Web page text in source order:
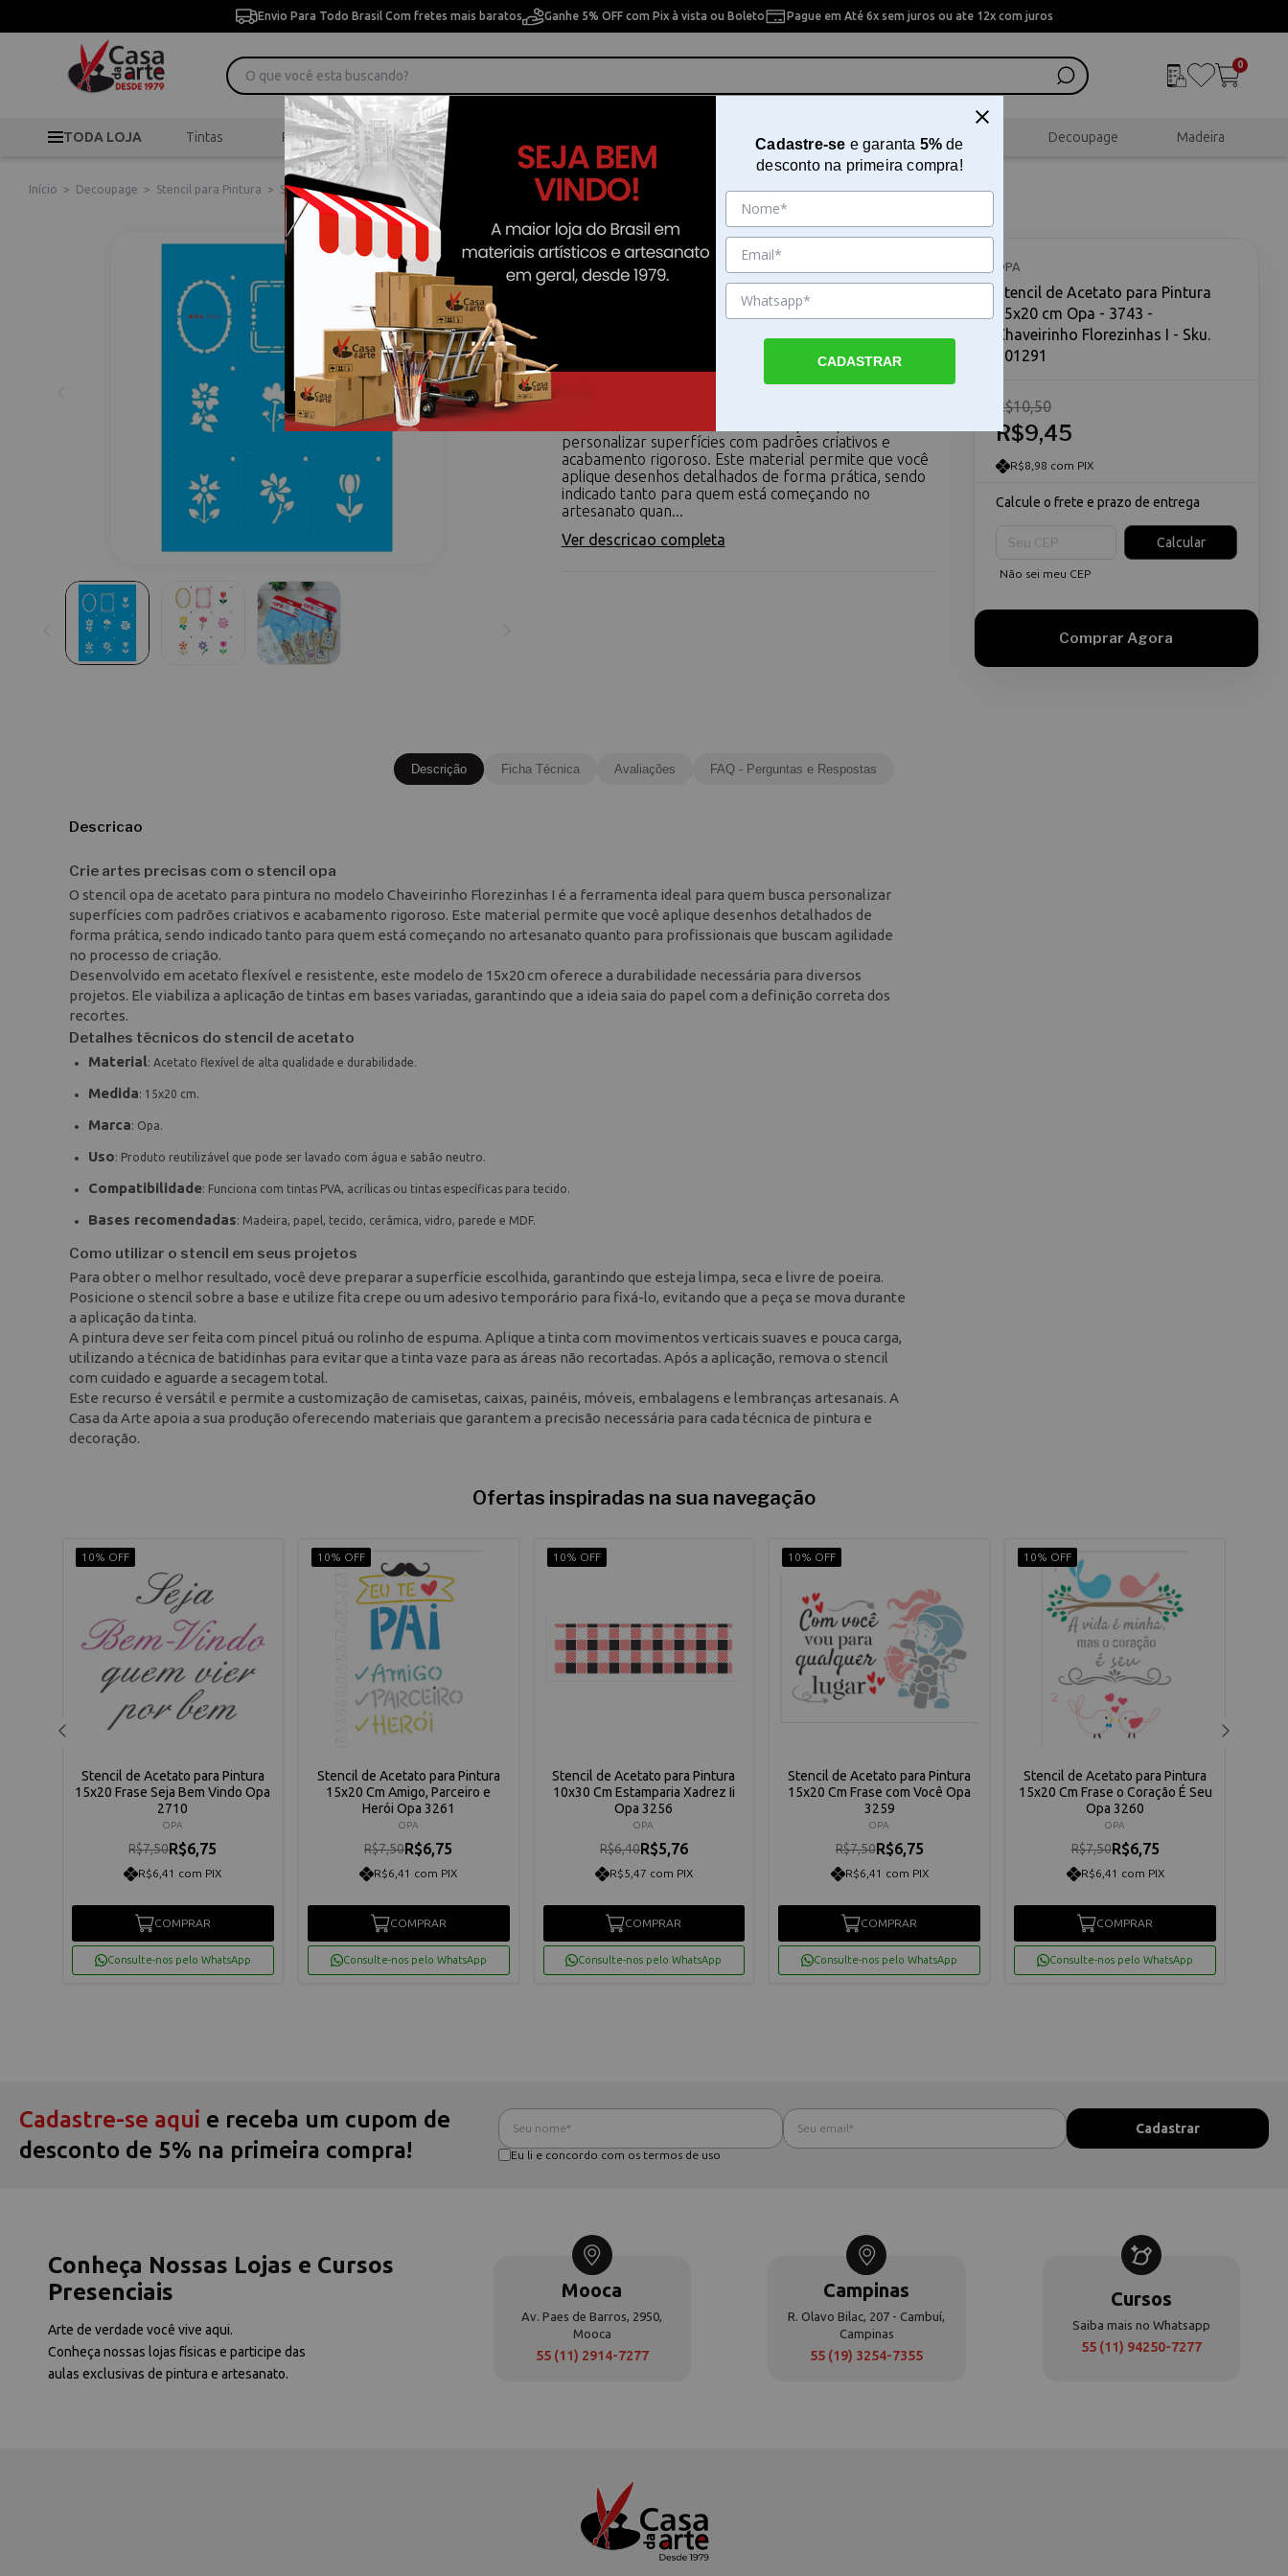
Envio Para Todo Brasil Com fretes mais baratos Ganhe 5% OFF com Pix à vista ou Boleto Pague em Até 6x sem juros ou ate 12x com juros
0
TODA LOJA Tintas Pincéis Desenho Pintura Artesanal Scrapbook Decoupage Madeira
Início > Decoupage > Stencil para Pintura > Stencil de Acetato para Pintura 15x20 cm Opa - 3743 - Chaveirinho Florezinhas I
Stencil de Acetato para Pintura 15x20 cm
Opa - 3743 - Chaveirinho Florezinhas I
Crie artes precisas com o stencil opa O stencil opa de
personalizar superfícies com padrões criativos e
acabamento rigoroso. Este material permite que você
aplique desenhos detalhados de forma prática, sendo
indicado tanto para quem está começando no
artesanato quan...
Ver descricao completa
OPA
Stencil de Acetato para Pintura
15x20 cm Opa - 3743 -
Chaveirinho Florezinhas I - Sku.
201291
R$9,45
R$10,50
R$8,98 com PIX
Calcule o frete e prazo de entrega
Calcular
Não sei meu CEP
Descrição Ficha Técnica Avaliações FAQ - Perguntas e Respostas
Descricao
Crie artes precisas com o stencil opa
O stencil opa de acetato para pintura no modelo Chaveirinho Florezinhas I é a ferramenta ideal para quem busca personalizar
superfícies com padrões criativos e acabamento rigoroso. Este material permite que você aplique desenhos detalhados de
forma prática, sendo indicado tanto para quem está começando no artesanato quanto para profissionais que buscam agilidade
no processo de criação.
Desenvolvido em acetato flexível e resistente, este modelo de 15x20 cm oferece a durabilidade necessária para diversos
projetos. Ele viabiliza a aplicação de tintas em bases variadas, garantindo que a ideia saia do papel com a definição correta dos
recortes.
Detalhes técnicos do stencil de acetato
Material: Acetato flexível de alta qualidade e durabilidade.
Medida: 15x20 cm.
Marca: Opa.
Uso: Produto reutilizável que pode ser lavado com água e sabão neutro.
Compatibilidade: Funciona com tintas PVA, acrílicas ou tintas específicas para tecido.
Bases recomendadas: Madeira, papel, tecido, cerâmica, vidro, parede e MDF.
Como utilizar o stencil em seus projetos
Para obter o melhor resultado, você deve preparar a superfície escolhida, garantindo que esteja limpa, seca e livre de poeira.
Posicione o stencil sobre a base e utilize fita crepe ou um adesivo temporário para fixá-lo, evitando que a peça se mova durante
a aplicação da tinta.
A pintura deve ser feita com pincel pituá ou rolinho de espuma. Aplique a tinta com movimentos verticais suaves e pouca carga,
utilizando a técnica de batidinhas para evitar que a tinta vaze para as áreas não recortadas. Após a aplicação, remova o stencil
com cuidado e aguarde a secagem total.
Este recurso é versátil e permite a customização de camisetas, caixas, painéis, móveis, embalagens e lembranças artesanais. A
Casa da Arte apoia a sua produção oferecendo materiais que garantem a precisão necessária para cada técnica de pintura e
decoração.
Ofertas inspiradas na sua navegação
10% OFF
Stencil de Acetato para Pintura
15x20 Frase Seja Bem Vindo Opa
2710
OPA
R$7,50R$6,75
R$6,41 com PIX
COMPRAR
Consulte-nos pelo WhatsApp
10% OFF
Stencil de Acetato para Pintura
15x20 Cm Amigo, Parceiro e
Herói Opa 3261
OPA
R$7,50R$6,75
R$6,41 com PIX
COMPRAR
Consulte-nos pelo WhatsApp
10% OFF
Stencil de Acetato para Pintura
10x30 Cm Estamparia Xadrez Ii
Opa 3256
OPA
R$6,40R$5,76
R$5,47 com PIX
COMPRAR
Consulte-nos pelo WhatsApp
10% OFF
Stencil de Acetato para Pintura
15x20 Cm Frase com Você Opa
3259
OPA
R$7,50R$6,75
R$6,41 com PIX
COMPRAR
Consulte-nos pelo WhatsApp
10% OFF
Stencil de Acetato para Pintura
15x20 Cm Frase o Coração É Seu
Opa 3260
OPA
R$7,50R$6,75
R$6,41 com PIX
COMPRAR
Consulte-nos pelo WhatsApp
Cadastre-se aqui e receba um cupom de
desconto de 5% na primeira compra!
Eu li e concordo com os termos de uso
Conheça Nossas Lojas e Cursos
Presenciais
Arte de verdade você vive aqui.
Conheça nossas lojas físicas e participe das
aulas exclusivas de pintura e artesanato.
Mooca
Av. Paes de Barros, 2950,
Mooca
55 (11) 2914-7277
Campinas
R. Olavo Bilac, 207 - Cambuí,
Campinas
55 (19) 3254-7355
Cursos
Saiba mais no Whatsapp
55 (11) 94250-7277
Cadastre-se e garanta 5%de
desconto na primeira compra!
CADASTRAR